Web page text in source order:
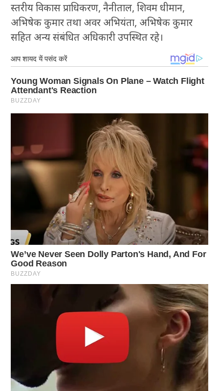
स्तरीय विकास प्राधिकरण, नैनीताल, शिवम धीमान,
अभिषेक कुमार तथा अवर अभियंता, अभिषेक कुमार
सहित अन्य संबंधित अधिकारी उपस्थित रहे।